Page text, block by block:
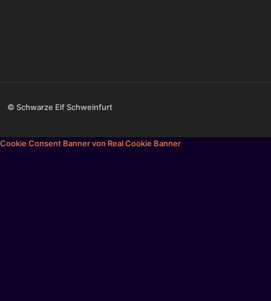
© Schwarze Elf Schweinfurt
Cookie Consent Banner von Real Cookie Banner